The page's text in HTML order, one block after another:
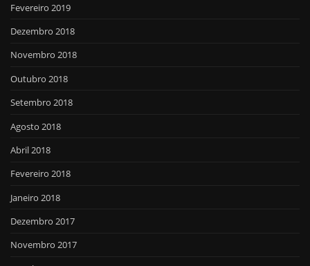
Fevereiro 2019
Dezembro 2018
Novembro 2018
Outubro 2018
Setembro 2018
Agosto 2018
Abril 2018
Fevereiro 2018
Janeiro 2018
Dezembro 2017
Novembro 2017